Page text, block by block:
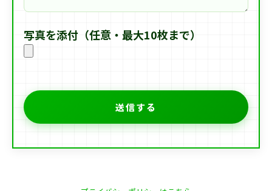
写真を添付（任意・最大10枚まで）